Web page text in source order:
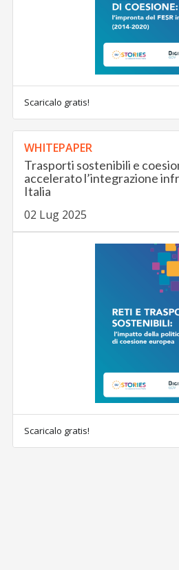
Scaricalo gratis!
WHITEPAPER
Trasporti sostenibili e
accelerato l’integrazione
Italia
02 Lug 2025
Scaricalo gratis!